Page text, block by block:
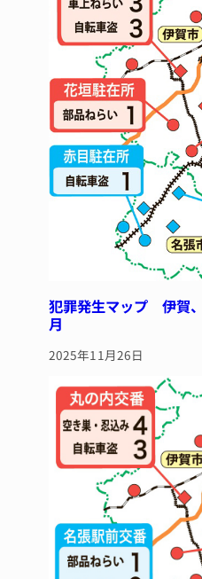
犯罪発生マップ 伊賀
月
2025年11月26日